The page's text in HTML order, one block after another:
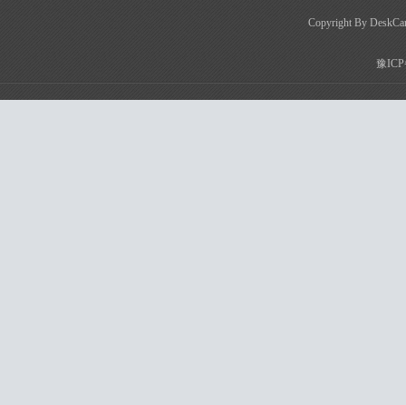
Copyright By
豫ICP